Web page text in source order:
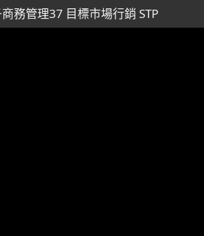
務管理37 目標市場行銷 STP